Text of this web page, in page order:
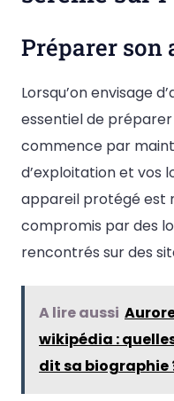
Préparer son
Lorsqu’on envisage
essentiel de
commence par
d’exploitation et vos
appareil protégé est
compromis par des
rencontrés sur des
A lire aussi
wikipédia :
dit sa biographie